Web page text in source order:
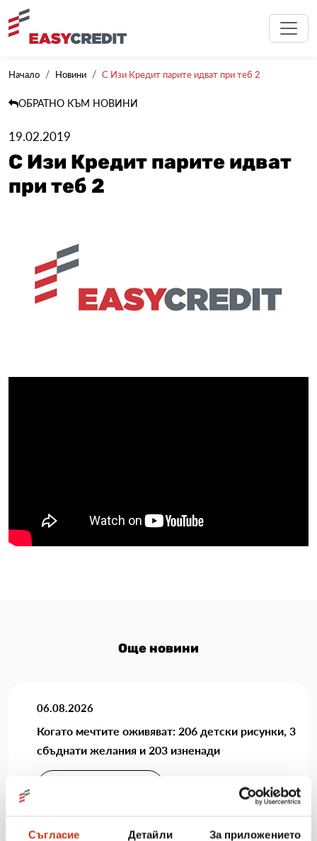
Съгласие Детайли За приложението
Начало Новини С Изи Кредит парите идват при теб 2
ОБРАТНО КЪМ НОВИНИ
19.02.2019
С Изи Кредит парите идват
при теб 2
Още новини
06.08.2026
Когато мечтите оживяват: 206 детски рисунки, 3
сбъднати желания и 203 изненади